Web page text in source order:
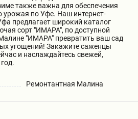
также важна для обеспечения
урожая по Уфе. Наш интернет-
предлагает широкий каталог
сорт "ИМАРА", по доступной
"ИМАРА" превратить ваш сад
угощений! Закажите саженцы
и наслаждайтесь свежей,
Ремонтантная Малина